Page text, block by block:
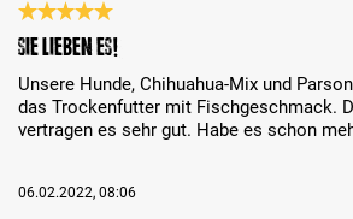
Reseña con calificación de 5 de 5 estrellas
Sie lieben es!
Unsere Hunde, Chihuahua-Mix und
das Trockenfutter mit Fischgeschmack.
vertragen es sehr gut. Habe es schon
06.02.2022, 08:06